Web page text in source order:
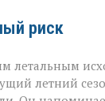
риск
летальным
летний